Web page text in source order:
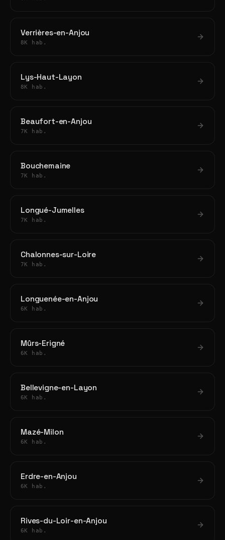
Verrières-en-Anjou
8K hab.
Lys-Haut-Layon
8K hab.
Beaufort-en-Anjou
7K hab.
Bouchemaine
7K hab.
Longué-Jumelles
7K hab.
Chalonnes-sur-Loire
7K hab.
Longuenée-en-Anjou
6K hab.
Mûrs-Erigné
6K hab.
Bellevigne-en-Layon
6K hab.
Mazé-Milon
6K hab.
Erdre-en-Anjou
6K hab.
Rives-du-Loir-en-Anjou
6K hab.